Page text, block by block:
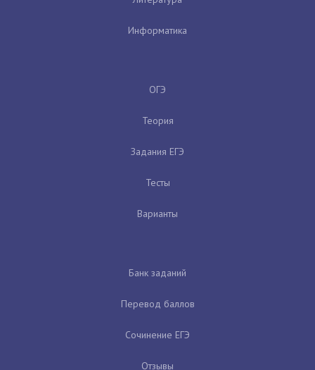
Информатика
ОГЭ
Теория
Задания ЕГЭ
Тесты
Варианты
Банк заданий
Перевод баллов
Сочинение ЕГЭ
Отзывы